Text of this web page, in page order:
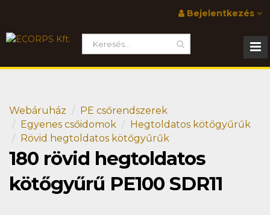
Bejelentkezés
Webáruház
PE csőrendszerek
Egyenes csőidomok
Hegtoldatos kötőgyűrűk
Rövid hegtoldatos kötőgyűrűk
180 rövid hegtoldatos
kötőgyűrű PE100 SDR11